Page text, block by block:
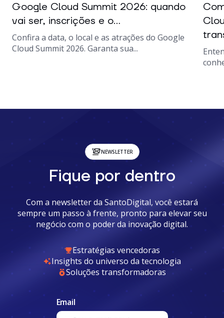
Google Cloud Summit 2026: quando
vai ser, inscrições e o...
Confira a data, o local e as atrações do Google
Cloud Summit 2026. Garanta sua...
NEWSLETTER
Fique por dentro
Com a newsletter da SantoDigital, você estará
sempre um passo à frente, pronto para elevar seu
negócio com o poder da inovação digital.
Estratégias vencedoras
Insights do universo da tecnologia
Soluções transformadoras
Email